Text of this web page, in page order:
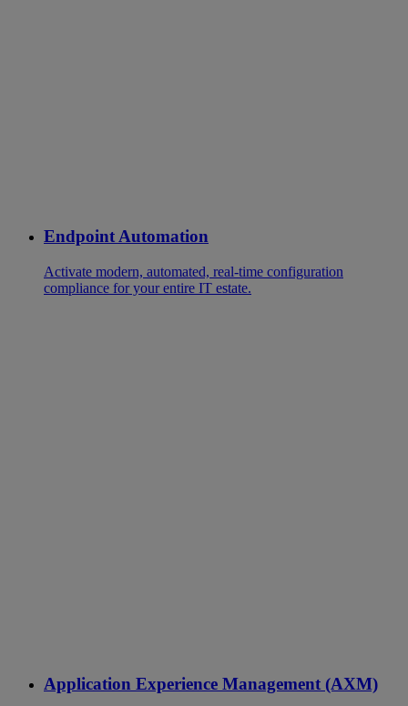
Endpoint Automation
Activate modern, automated, real-time configuration
compliance for your entire IT estate.
Application Experience Management (AXM)